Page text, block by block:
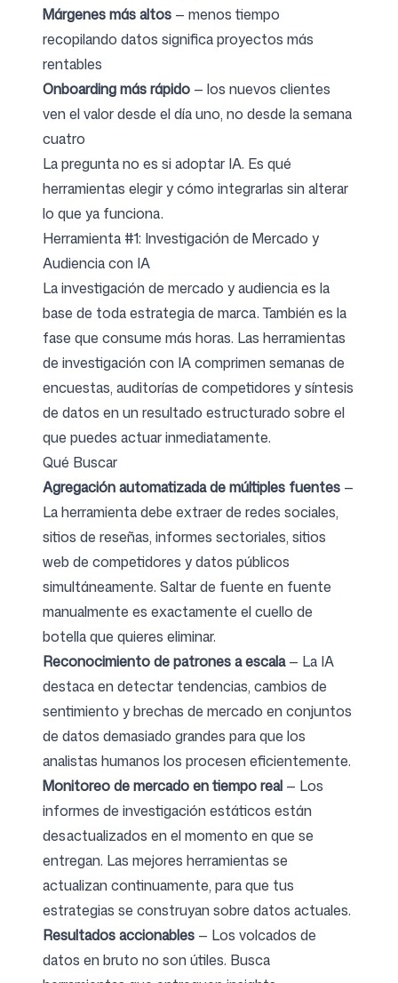
Márgenes más altos — menos tiempo
recopilando datos significa proyectos más
rentables
Onboarding más rápido — los nuevos clientes
ven el valor desde el día uno, no desde la semana
cuatro
La pregunta no es si adoptar IA. Es qué
herramientas elegir y cómo integrarlas sin alterar
lo que ya funciona.
Herramienta #1: Investigación de Mercado y
Audiencia con IA
La investigación de mercado y audiencia es la
base de toda estrategia de marca. También es la
fase que consume más horas. Las herramientas
de investigación con IA comprimen semanas de
encuestas, auditorías de competidores y síntesis
de datos en un resultado estructurado sobre el
que puedes actuar inmediatamente.
Qué Buscar
Agregación automatizada de múltiples fuentes —
La herramienta debe extraer de redes sociales,
sitios de reseñas, informes sectoriales, sitios
web de competidores y datos públicos
simultáneamente. Saltar de fuente en fuente
manualmente es exactamente el cuello de
botella que quieres eliminar.
Reconocimiento de patrones a escala— La IA
destaca en detectar tendencias, cambios de
sentimiento y brechas de mercado en conjuntos
de datos demasiado grandes para que los
analistas humanos los procesen eficientemente.
Monitoreo de mercado en tiempo real — Los
informes de investigación estáticos están
desactualizados en el momento en que se
entregan. Las mejores herramientas se
actualizan continuamente, para que tus
estrategias se construyan sobre datos actuales.
Resultados accionables — Los volcados de
datos en bruto no son útiles. Busca